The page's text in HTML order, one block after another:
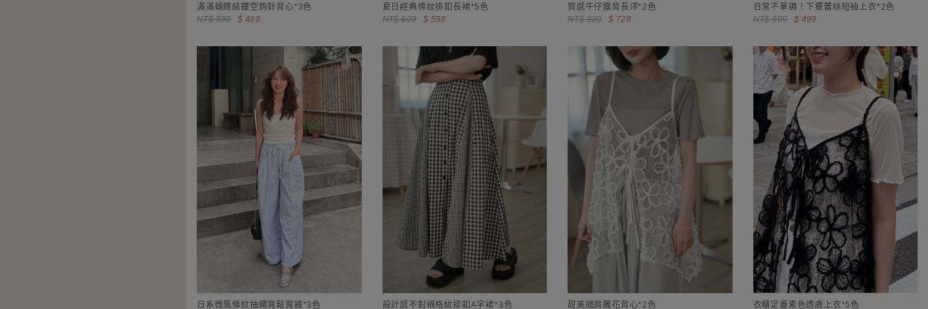
滿滿蝴蝶結鏤空鉤針背心*3色
NT$ 599
$ 488
夏日經典條紋排釦長裙*5色
NT$ 699
$ 598
質感牛仔露背長洋*2色
NT$ 880
$ 728
日常不單調！下擺蕾絲短袖上衣*2色
NT$ 599
$ 499
日系微風條紋抽繩寬鬆寬褲*3色 設計感不對稱格紋排釦A字裙*3色 甜美細肩雕花背心*2色 衣櫃定番素色透膚上衣*5色